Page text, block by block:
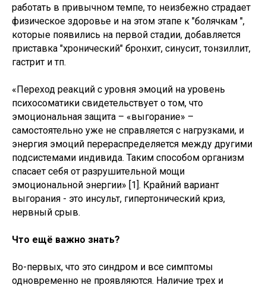
работать в привычном темпе, то неизбежно страдает
физическое здоровье и на этом этапе к "болячкам ",
которые появились на первой стадии, добавляется
приставка "хронический" бронхит, синусит, тонзиллит,
гастрит и тп.
«Переход реакций с уровня эмоций на уровень
психосоматики свидетельствует о том, что
эмоциональная защита – «выгорание» –
самостоятельно уже не справляется с нагрузками, и
энергия эмоций перераспределяется между другими
подсистемами индивида. Таким способом организм
спасает себя от разрушительной мощи
эмоциональной энергии» [1]. Крайний вариант
выгорания - это инсульт, гипертонический криз,
нервный срыв.
Что ещё важно знать?
Во-первых, что это синдром и все симптомы
одновременно не проявляются. Наличие трех и